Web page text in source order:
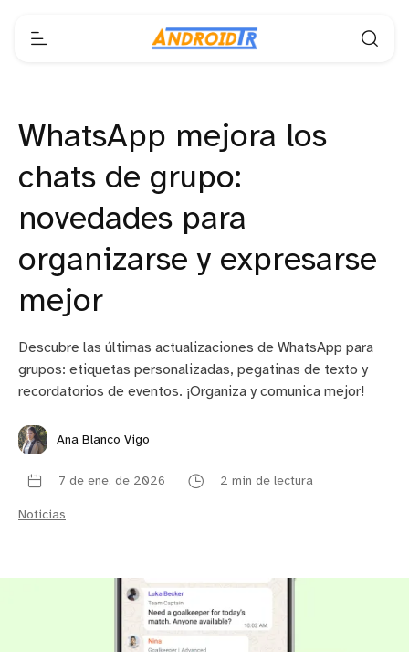
WhatsApp mejora los
chats de grupo:
novedades para
organizarse y expresarse
mejor
Descubre las últimas actualizaciones de WhatsApp para
grupos: etiquetas personalizadas, pegatinas de texto y
recordatorios de eventos. ¡Organiza y comunica mejor!
Ana Blanco Vigo
7 de ene. de 2026 2 min de lectura
Noticias